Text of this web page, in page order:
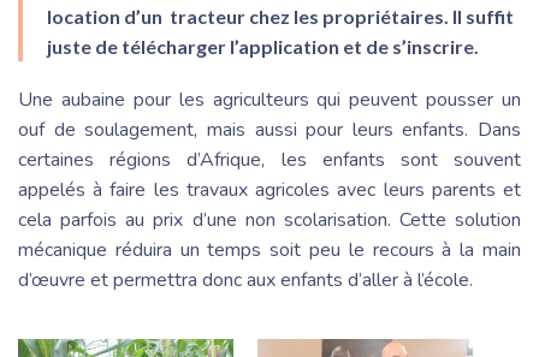
location d’un tracteur chez les propriétaires. Il suffit
juste de télécharger l’application et de s’inscrire.
Une aubaine pour les agriculteurs qui peuvent pousser un
ouf de soulagement, mais aussi pour leurs enfants. Dans
certaines régions d’Afrique, les enfants sont souvent
appelés à faire les travaux agricoles avec leurs parents et
cela parfois au prix d’une non scolarisation. Cette solution
mécanique réduira un temps soit peu le recours à la main
d’œuvre et permettra donc aux enfants d’aller à l’école.